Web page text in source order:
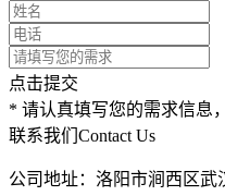
点击提交
* 请认真填写您的需求信息
联系我们 Contact Us
公司地址：洛阳市涧西区武